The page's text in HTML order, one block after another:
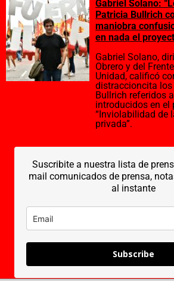
Gabriel Solano:
Patricia Bullrich
maniobra
en nada el
Gabriel Solano,
Obrero y del
Unidad, calificó
distraccioncita
Bullrich referidos
introducidos en el
“Inviolabilidad de
privada”.
Suscribite a nuestra lista de
mail comunicados de prensa,
al instante
Subscribe